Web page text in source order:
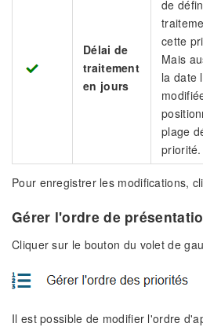
Délai de
traitement
en jours
de
cette
Mais
la date
plage
priorité.
Pour enregistrer les modifications,
Gérer l'ordre de
Cliquer sur le bouton du volet de
Il est possible de modifier l'ordre